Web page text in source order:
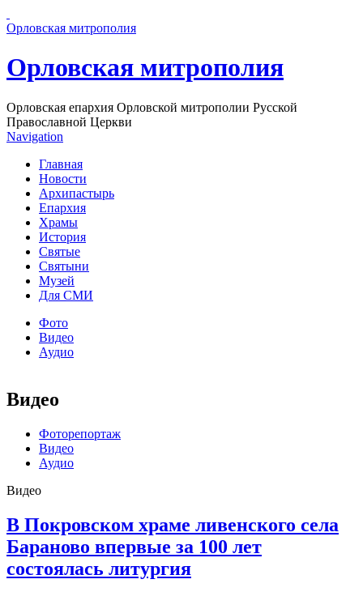
Орловская митрополия
Орловская митрополия
Орловская епархия Орловской митрополии Русской
Православной Церкви
Navigation
Главная
Новости
Архипастырь
Епархия
Храмы
История
Святые
Святыни
Музей
Для СМИ
Фото
Видео
Аудио
Видео
Фоторепортаж
Видео
Аудио
Видео
В Покровском храме ливенского села
Бараново впервые за 100 лет
состоялась литургия